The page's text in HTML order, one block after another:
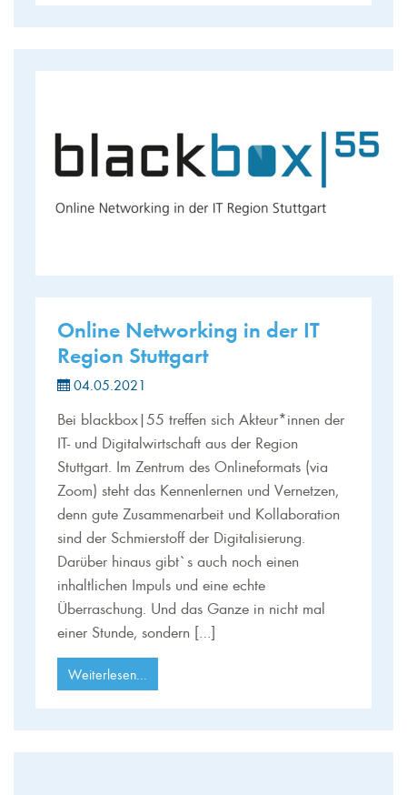
Online Networking in der IT
Region Stuttgart
04.05.2021
Bei blackbox|55 treffen sich Akteur*innen der
IT- und Digitalwirtschaft aus der Region
Stuttgart. Im Zentrum des Onlineformats (via
Zoom) steht das Kennenlernen und Vernetzen,
denn gute Zusammenarbeit und Kollaboration
sind der Schmierstoff der Digitalisierung.
Darüber hinaus gibt`s auch noch einen
inhaltlichen Impuls und eine echte
Überraschung. Und das Ganze in nicht mal
einer Stunde, sondern […]
Weiterlesen...